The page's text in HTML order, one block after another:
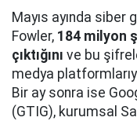
Mayıs ayında siber
Fowler, 184 milyon
çıktığını ve bu
medya
Bir ay sonra ise
(GTIG), kurumsal